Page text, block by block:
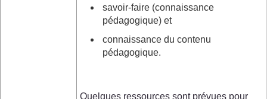
savoir-faire (connaissance
pédagogique) et
connaissance du contenu
pédagogique.
Quelques ressources sont prévues pour